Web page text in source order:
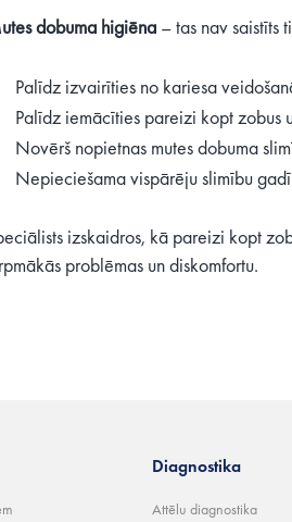
dobuma higiēna– tas nav saistīts
Palīdz izvairīties no kariesa
Palīdz iemācīties pareizi kopt zobus
Novērš nopietnas mutes dobuma
Nepieciešama vispārēju slimību
izskaidros, kā pareizi kopt
problēmas un diskomfortu.
Diagnostika
Attēlu diagnostika